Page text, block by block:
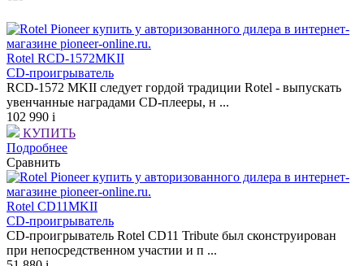
Rotel RCD-1572MKII
СD-проигрыватель
RCD-1572 MKII следует гордой традиции Rotel - выпускать
увенчанные наградами CD-плееры, н ...
102 990 i
КУПИТЬ
Подробнее
Сравнить
Rotel CD11MKII
СD-проигрыватель
CD-проигрыватель Rotel CD11 Tribute был сконструирован
при непосредственном участии и п ...